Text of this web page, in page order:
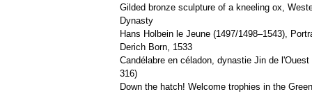
Gilded bronze sculpture of a kneeling ox,
Dynasty
Hans Holbein le Jeune (1497/1498–1543),
Derich Born, 1533
Candélabre en céladon, dynastie Jin de l'Ouest
316)
Down the hatch! Welcome trophies in the